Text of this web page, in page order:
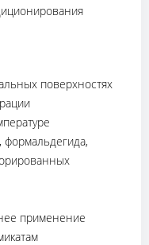
поверхностях
формальдегида,
применение